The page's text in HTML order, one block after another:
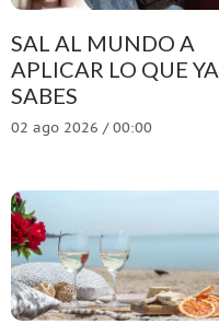
SAL AL MUNDO A
APLICAR LO QUE YA
SABES
02 ago 2026 / 00:00